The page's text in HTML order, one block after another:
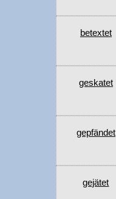
betextet
geskatet
gepfändet
gejätet